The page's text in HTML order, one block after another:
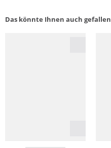
Das könnte Ihnen auch gefallen